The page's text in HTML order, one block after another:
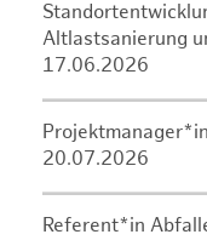
Altlastsanierung
17.06.2026
20.07.2026
Referent*in